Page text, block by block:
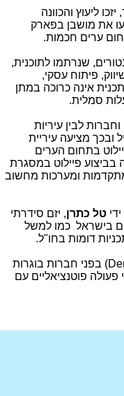
ליעוץ והכוונה
את מושבן בפארק
ערים חכמות.
שנרתמו לתוכנית,
פיתוח עסקי,
אינה כרוכה במתן
סמלית.
לבין עיריות
ובכך מציעה עיריית
בתחום הערים
בביצוע פיילוט במסגרת
ומערכות מחשוב
טל כתרן, יזם סידרתי
דומות בחו"ל.
) בפני חברות בוגרות
פוטנציאליים עם